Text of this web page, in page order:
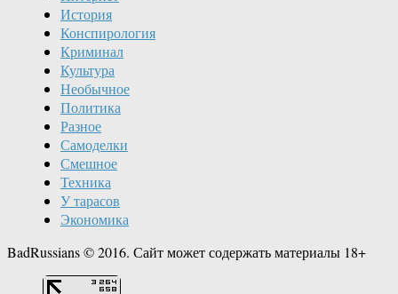
История
Конспирология
Криминал
Культура
Необычное
Политика
Разное
Самоделки
Смешное
Техника
У тарасов
Экономика
BadRussians © 2016. Сайт может содержать материалы 18+